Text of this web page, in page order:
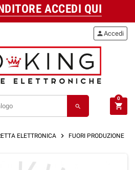
ACCEDI QUI
search
personAccedi
shopping_cart
0
ELETTRONICA chevron_right FUORI PRODUZIONE